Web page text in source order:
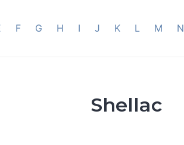
F G H I J K L M N
Shellac